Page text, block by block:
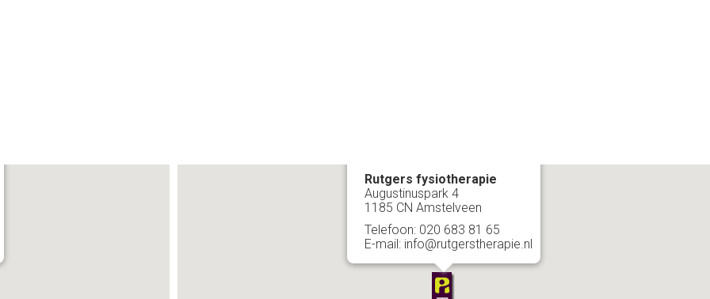
Rutgers fysiotherapie
Augustinuspark 4
1185 CN Amstelveen
Telefoon: 020 683 81 65
E-mail: info@rutgerstherapie.nl